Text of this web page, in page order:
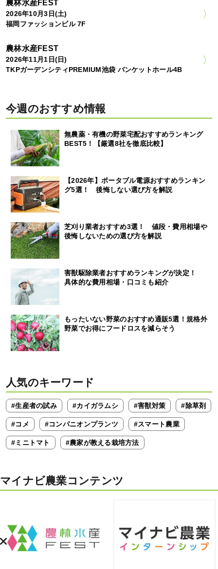
農林水産FEST
2026年10月3日(土)
福岡ファッションビル 7F
農林水産FEST
2026年11月1日(日)
TKPガーデンシティPREMIUM池袋 バンケットホール4B
今週のおすすめ情報
無農薬・有機の野菜宅配おすすめランキング
BEST5！【厳選8社を徹底比較】
【2026年】ポータブル電源おすすめランキン
グ5選！ 後悔しない選び方を解説
芝刈り業者おすすめ3選！ 値段・費用相場や
後悔しないための選び方を解説
害獣駆除業者おすすめランキングが決定！
具体的な費用相場・口コミも紹介
もったいない野菜のおすすめ通販5選！規格外
野菜でお得にフードロスを減らそう
人気のキーワード
#生産者の試み #カイガラムシ #害獣対策 #除草剤
#コメ #コンパニオンプランツ #スマート農業
#ミニトマト #農家が教える栽培方法
マイナビ農業コンテンツ